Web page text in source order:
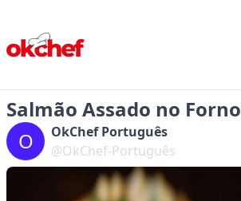
Salmão Assado no Forno
O
OkChef Português
@OkChef-Português